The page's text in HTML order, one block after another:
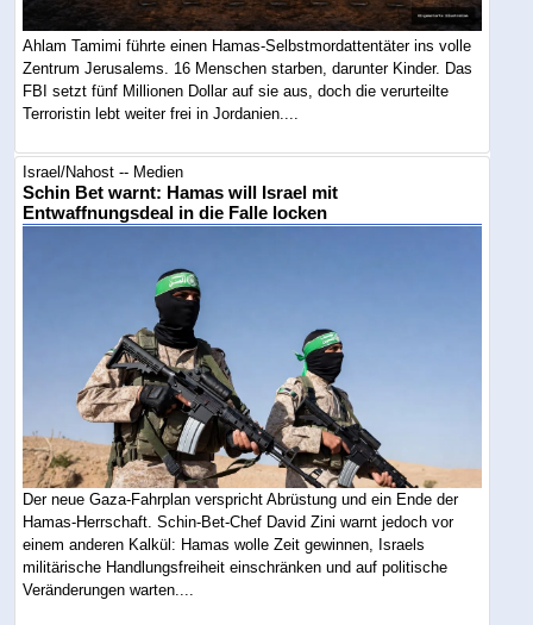
Ahlam Tamimi führte einen Hamas-Selbstmordattentäter ins volle
Zentrum Jerusalems. 16 Menschen starben, darunter Kinder. Das
FBI setzt fünf Millionen Dollar auf sie aus, doch die verurteilte
Terroristin lebt weiter frei in Jordanien....
Israel/Nahost -- Medien
Schin Bet warnt: Hamas will Israel mit
Entwaffnungsdeal in die Falle locken
Der neue Gaza-Fahrplan verspricht Abrüstung und ein Ende der
Hamas-Herrschaft. Schin-Bet-Chef David Zini warnt jedoch vor
einem anderen Kalkül: Hamas wolle Zeit gewinnen, Israels
militärische Handlungsfreiheit einschränken und auf politische
Veränderungen warten....